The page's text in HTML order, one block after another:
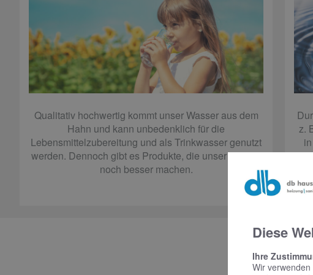
Qualitativ hochwertig kommt unser Wasser aus dem
Hahn und kann unbedenklich für die
Lebensmittelzubereitung und als Trinkwasser genutzt
werden. Dennoch gibt es Produkte, die unser Wasser
noch besser machen.
z.
Diese
Ihre
Wir